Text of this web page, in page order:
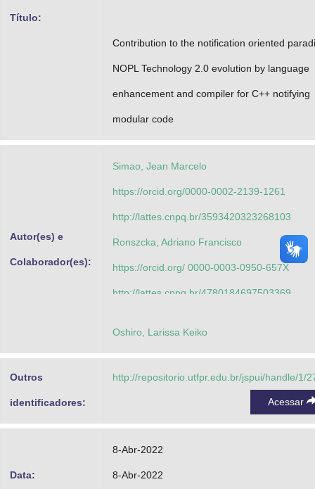
Título:
Contribution to the notification oriented
NOPL Technology 2.0 evolution by language
enhancement and compiler for C++ notifying
modular code
Autor(es) e
Colaborador(es):
Simao, Jean Marcelo
https://orcid.org/0000-0002-2139-1261
http://lattes.cnpq.br/3593420323268103
Ronszcka, Adriano Francisco
https://orcid.org/ 0000-0003-0950-657X
http://lattes.cnpq.br/4780184697503369
http://lattes.cnpq.br/0613768899914607
Fabro, Joao Alberto
Oshiro, Larissa Keiko
Outros
identificadores:
http://repositorio.utfpr.edu.br/jspui/handle/1/
Acessar
Data:
8-Abr-2022
8-Abr-2022